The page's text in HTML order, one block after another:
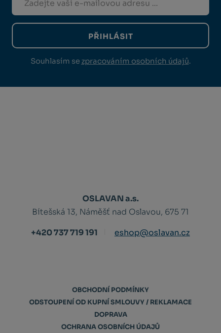
PŘIHLÁSIT
Souhlasím se zpracováním osobních údajů.
OSLAVAN a.s.
Bítešská 13, Náměšť nad Oslavou, 675 71
+420 737 719 191
eshop@oslavan.cz
OBCHODNÍ PODMÍNKY
ODSTOUPENÍ OD KUPNÍ SMLOUVY / REKLAMACE
DOPRAVA
OCHRANA OSOBNÍCH ÚDAJŮ